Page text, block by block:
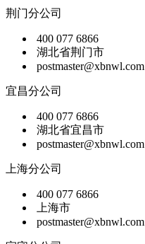
荆门分公司
400 077 6866
湖北省荆门市
postmaster@xbnwl.com
宜昌分公司
400 077 6866
湖北省宜昌市
postmaster@xbnwl.com
上海分公司
400 077 6866
上海市
postmaster@xbnwl.com